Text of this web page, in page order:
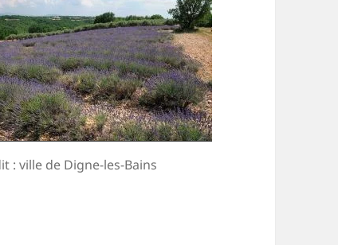
: ville de Digne-les-Bains